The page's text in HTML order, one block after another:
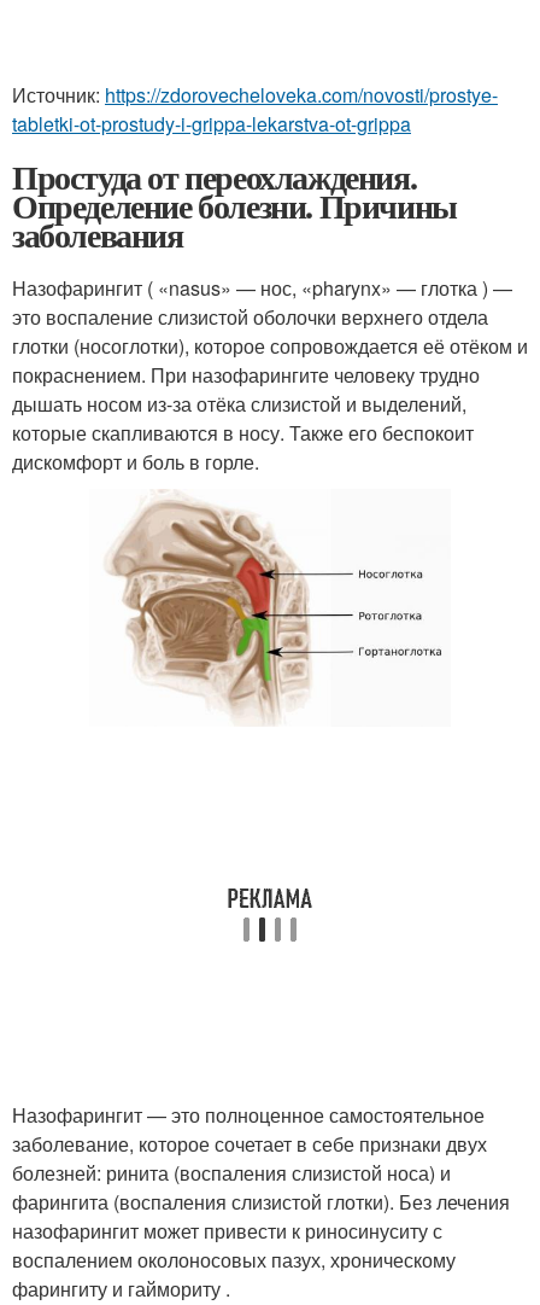
Источник: https://zdorovecheloveka.com/novosti/prostye-
tabletki-ot-prostudy-i-grippa-lekarstva-ot-grippa
Простуда от переохлаждения.
Определение болезни. Причины
заболевания
Назофарингит ( «nasus» — нос, «pharynx» — глотка ) —
это воспаление слизистой оболочки верхнего отдела
глотки (носоглотки), которое сопровождается её отёком и
покраснением. При назофарингите человеку трудно
дышать носом из-за отёка слизистой и выделений,
которые скапливаются в носу. Также его беспокоит
дискомфорт и боль в горле.
Назофарингит — это полноценное самостоятельное
заболевание, которое сочетает в себе признаки двух
болезней: ринита (воспаления слизистой носа) и
фарингита (воспаления слизистой глотки). Без лечения
назофарингит может привести к риносинуситу с
воспалением околоносовых пазух, хроническому
фарингиту и гаймориту .